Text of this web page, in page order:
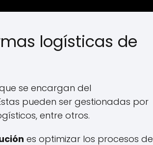
logísticas de
se encargan del
pueden ser gestionadas por
entre otros.
es optimizar los procesos de